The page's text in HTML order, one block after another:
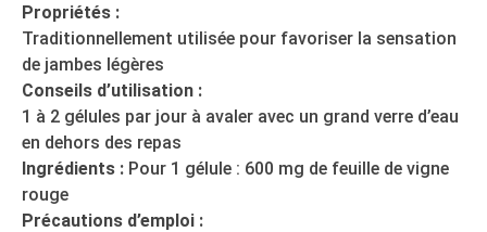
Propriétés :
Traditionnellement utilisée pour favoriser la sensation
de jambes légères
Conseils d’utilisation :
1 à 2 gélules par jour à avaler avec un grand verre d’eau
en dehors des repas
Ingrédients : Pour 1 gélule : 600 mg de feuille de vigne
rouge
Précautions d’emploi :